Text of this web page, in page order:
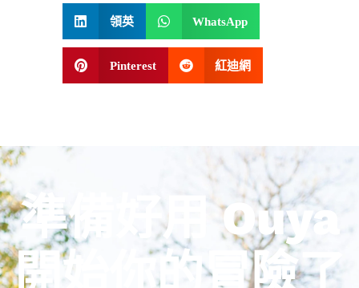
領英 WhatsApp
Pinterest 紅迪網
準備好用 Ouya
開始你的冒險了